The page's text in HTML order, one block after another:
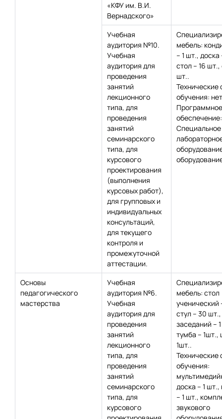
«КФУ им. В.И.
Вернадского»
Учебная
аудитория №10.
Учебная
аудитория для
проведения
занятий
лекционного
типа, для
проведения
занятий
семинарского
типа, для
курсового
проектирования
(выполнения
курсовых работ),
для групповых и
индивидуальных
консультаций,
для текущего
контроля и
промежуточной
аттестации.
мебель:
– 1 шт., доска
стол – 16 шт.,
шт..
Технические
обучения:
Программное
Специальное
Основы
педагогического
мастерства
Учебная
аудитория №6.
Учебная
аудитория для
проведения
занятий
лекционного
типа, для
проведения
занятий
семинарского
типа, для
курсового
мебель: стол
ученический
стул – 30
заседаний –
тумба – 1шт.,
1шт..
Технические
обучения:
доска – 1 шт.,
– 1 шт.,
звукового